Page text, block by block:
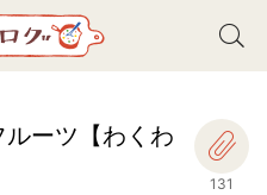
ーツ【わくわ
131